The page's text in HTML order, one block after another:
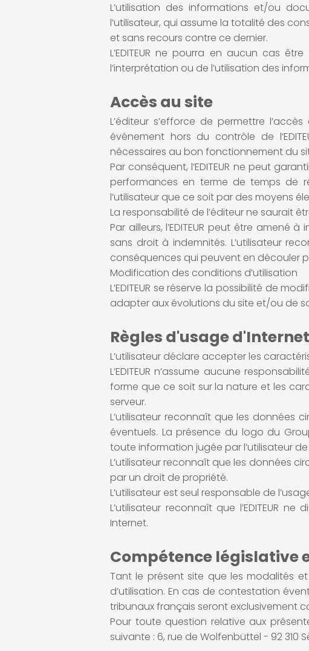
L’utilisation des informations et/ou
l’utilisateur, qui assume la totalité des
et sans recours contre ce dernier.
L’EDITEUR ne pourra en aucun cas
l’interprétation ou de l’utilisation des
Accès au site
L’éditeur s’efforce de permettre
événement hors du contrôle de
nécessaires au bon fonctionnement du
Par conséquent, l’EDITEUR ne peut
performances en terme de temps de
l’utilisateur que ce soit par des moyens
La responsabilité de l’éditeur ne saurait
Par ailleurs, l’EDITEUR peut être
sans droit à indemnités. L’utilisateur
conséquences qui peuvent en découler
Modification des conditions d’utilisation
L’EDITEUR se réserve la possibilité de
adapter aux évolutions du site et/ou de
Règles d'usage d'Internet
L’utilisateur déclare accepter les
L’EDITEUR n’assume aucune
forme que ce soit sur la nature et les
serveur.
L’utilisateur reconnaît que les données
éventuels. La présence du logo du
toute information jugée par l’utilisateur
L’utilisateur reconnaît que les données
par un droit de propriété.
L’utilisateur est seul responsable de
L’utilisateur reconnaît que l’EDITEUR
Internet.
Compétence législative
Tant le présent site que les modalités
d’utilisation. En cas de contestation
tribunaux français seront exclusivement
Pour toute question relative aux
suivante : 6, rue de Wolfenbüttel - 92 310